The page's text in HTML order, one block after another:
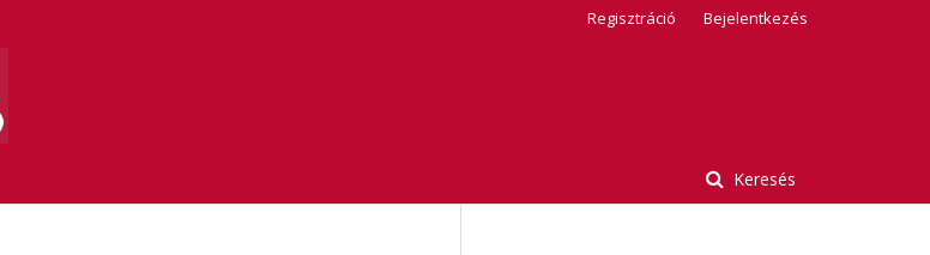
Keresés
Regisztráció Bejelentkezés